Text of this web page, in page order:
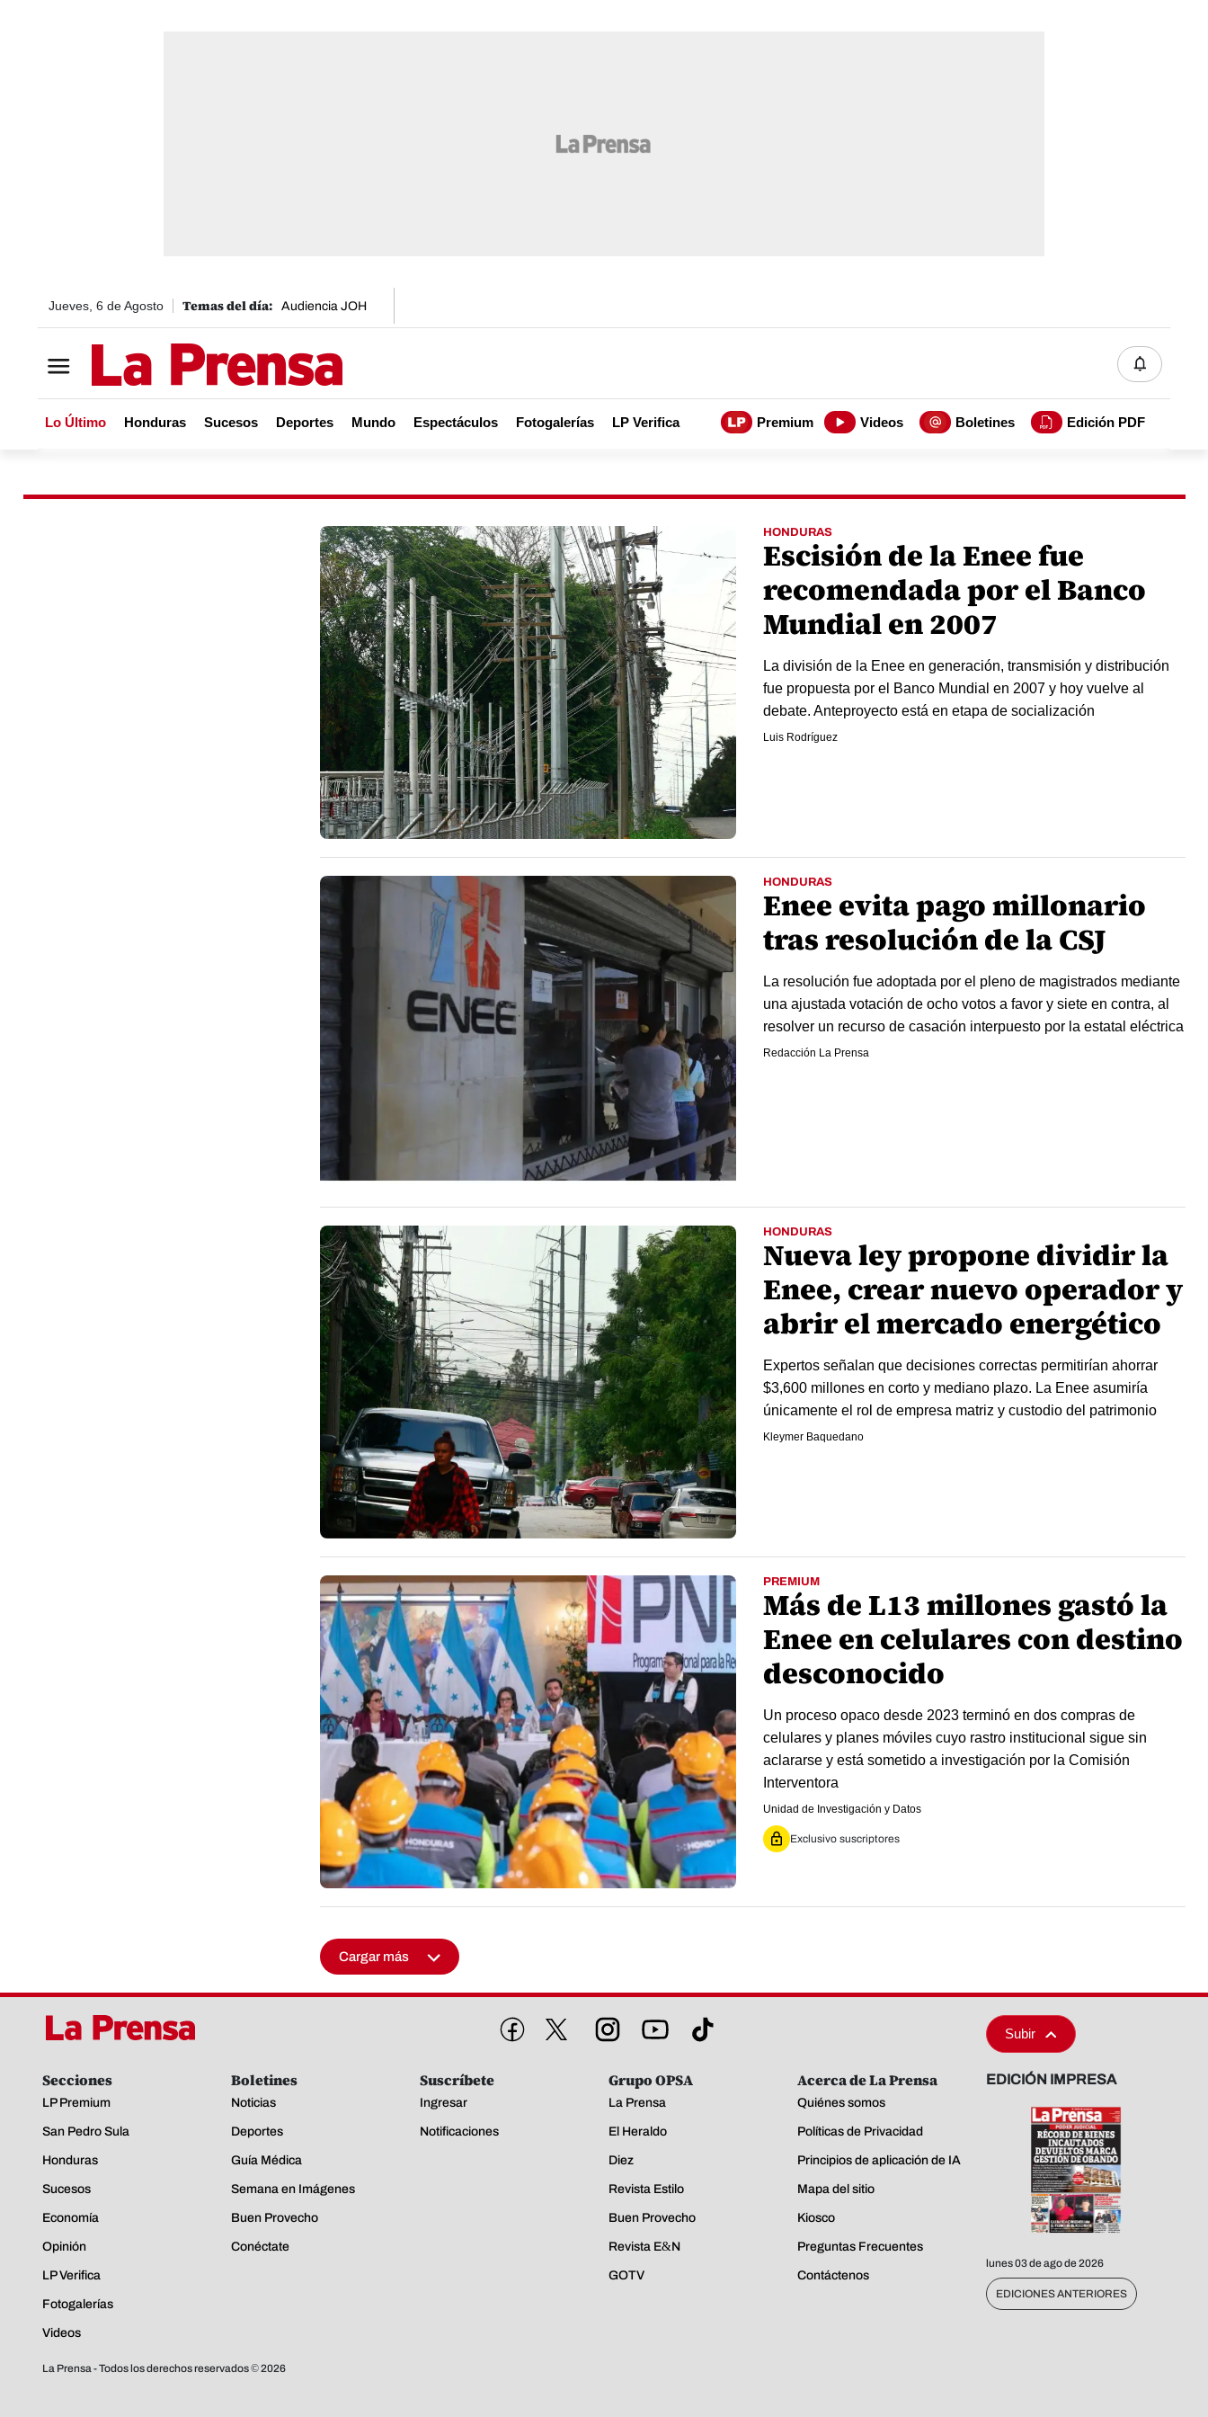
Jueves, 6 de Agosto Audiencia JOH
Lo Último Honduras Sucesos Deportes Mundo Espectáculos Fotogalerías LP Verifica Premium Videos Boletines Edición PDF
HONDURAS
Escisión de la Enee fue
recomendada por el Banco
Mundial en 2007
La división de la Enee en generación, transmisión y distribución
fue propuesta por el Banco Mundial en 2007 y hoy vuelve al
debate. Anteproyecto está en etapa de socialización
Luis Rodríguez
HONDURAS
Enee evita pago millonario
tras resolución de la CSJ
La resolución fue adoptada por el pleno de magistrados mediante
una ajustada votación de ocho votos a favor y siete en contra, al
resolver un recurso de casación interpuesto por la estatal eléctrica
Redacción La Prensa
HONDURAS
Nueva ley propone dividir la
Enee, crear nuevo operador y
abrir el mercado energético
Expertos señalan que decisiones correctas permitirían ahorrar
$3,600 millones en corto y mediano plazo. La Enee asumiría
únicamente el rol de empresa matriz y custodio del patrimonio
Kleymer Baquedano
PREMIUM
Más de L13 millones gastó la
Enee en celulares con destino
desconocido
Un proceso opaco desde 2023 terminó en dos compras de
celulares y planes móviles cuyo rastro institucional sigue sin
aclararse y está sometido a investigación por la Comisión
Interventora
Unidad de Investigación y Datos
Exclusivo suscriptores
Cargar más
Subir
Secciones
LP Premium
San Pedro Sula
Honduras
Sucesos
Economía
Opinión
LP Verifica
Fotogalerías
Videos
Boletines
Noticias
Deportes
Guía Médica
Semana en Imágenes
Buen Provecho
Conéctate
Suscríbete
Ingresar
Notificaciones
Grupo OPSA
La Prensa
El Heraldo
Diez
Revista Estilo
Buen Provecho
Revista E&N
GOTV
Acerca de La Prensa
Quiénes somos
Políticas de Privacidad
Principios de aplicación de IA
Mapa del sitio
Kiosco
Preguntas Frecuentes
Contáctenos
EDICIÓN IMPRESA
lunes 03 de ago de 2026
EDICIONES ANTERIORES
La Prensa - Todos los derechos reservados ©2026